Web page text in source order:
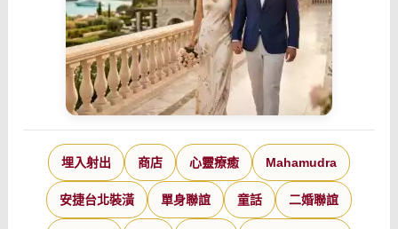
埋入射出 商店 心靈療癒 Mahamudra
安捷台北裝潢 單身聯誼 童話 二婚聯誼